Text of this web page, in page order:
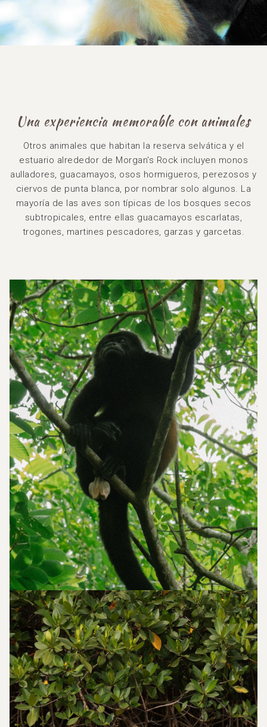
Una experiencia memorable con animales
Otros animales que habitan la reserva selvática y el
estuario alrededor de Morgan's Rock incluyen monos
aulladores, guacamayos, osos hormigueros, perezosos y
ciervos de punta blanca, por nombrar solo algunos. La
mayoría de las aves son típicas de los bosques secos
subtropicales, entre ellas guacamayos escarlatas,
trogones, martines pescadores, garzas y garcetas.